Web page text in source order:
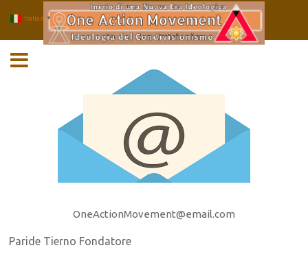
OneActionMovement@email.com
Paride Tierno Fondatore
Italian ▼